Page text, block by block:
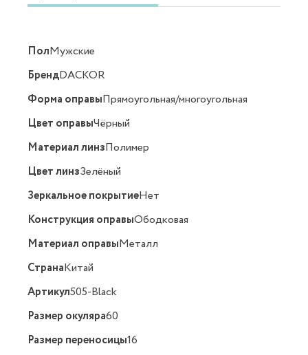
ПолМужские
БрендDACKOR
Форма оправыПрямоугольная/многоугольная
Цвет оправыЧёрный
Материал линзПолимер
Цвет линзЗелёный
Зеркальное покрытиеНет
Конструкция оправыОбодковая
Материал оправыМеталл
СтранаКитай
Артикул505-Black
Размер окуляра60
Размер переносицы16